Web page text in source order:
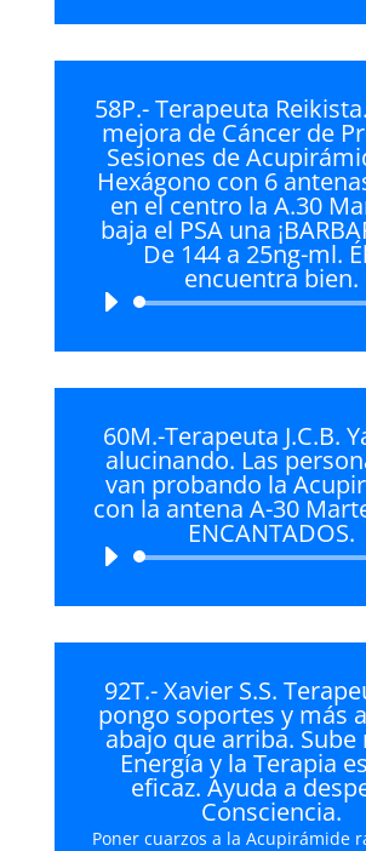
58P.- Terapeuta
mejora de Cáncer de
Sesiones de
Hexágono con 6
en el centro la A.30
baja el PSA una
De 144 a 25ng-ml.
encuentra bien.
audio
60M.-Terapeuta J.C.B.
alucinando. Las
van probando la
con la antena A-30
ENCANTADOS.
audio
92T.- Xavier S.S.
pongo soportes y más
abajo que arriba. Sube
Energía y la Terapia
eficaz. Ayuda a
Consciencia.
Poner cuarzos a la Acupirámide